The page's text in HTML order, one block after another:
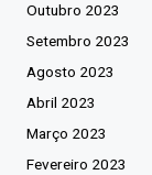
Outubro 2023
Setembro 2023
Agosto 2023
Abril 2023
Março 2023
Fevereiro 2023